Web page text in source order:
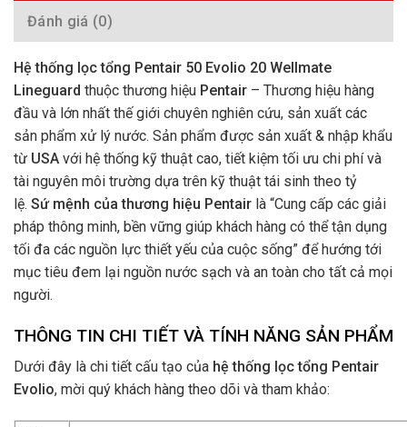
Đánh giá (0)
Hệ thống lọc tổng Pentair 50 Evolio 20 Wellmate
Lineguard thuộc thương hiệu Pentair – Thương hiệu hàng
đầu và lớn nhất thế giới chuyên nghiên cứu, sản xuất các
sản phẩm xử lý nước. Sản phẩm được sản xuất & nhập khẩu
từ USA với hệ thống kỹ thuật cao, tiết kiệm tối ưu chi phí và
tài nguyên môi trường dựa trên kỹ thuật tái sinh theo tỷ
lệ. Sứ mệnh của thương hiệu Pentair là “Cung cấp các giải
pháp thông minh, bền vững giúp khách hàng có thể tận dụng
tối đa các nguồn lực thiết yếu của cuộc sống” để hướng tới
mục tiêu đem lại nguồn nước sạch và an toàn cho tất cả mọi
người.
THÔNG TIN CHI TIẾT VÀ TÍNH NĂNG SẢN PHẨM
Dưới đây là chi tiết cấu tạo của hệ thống lọc tổng Pentair
Evolio, mời quý khách hàng theo dõi và tham khảo: